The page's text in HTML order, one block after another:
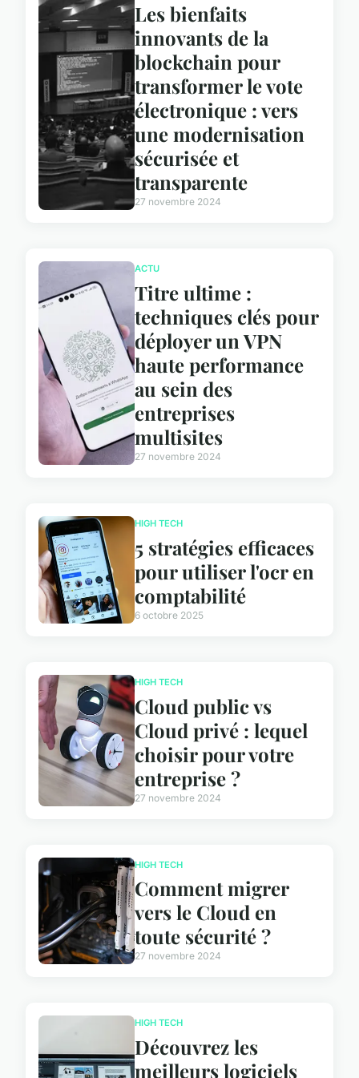
Les bienfaits
innovants de la
blockchain pour
transformer le vote
électronique : vers
une modernisation
sécurisée et
transparente
27 novembre 2024
ACTU
Titre ultime :
techniques clés pour
déployer un VPN
haute performance
au sein des
entreprises
multisites
27 novembre 2024
HIGH TECH
5 stratégies efficaces
pour utiliser l'ocr en
comptabilité
6 octobre 2025
HIGH TECH
Cloud public vs
Cloud privé : lequel
choisir pour votre
entreprise ?
27 novembre 2024
HIGH TECH
Comment migrer
vers le Cloud en
toute sécurité ?
27 novembre 2024
HIGH TECH
Découvrez les
meilleurs logiciels